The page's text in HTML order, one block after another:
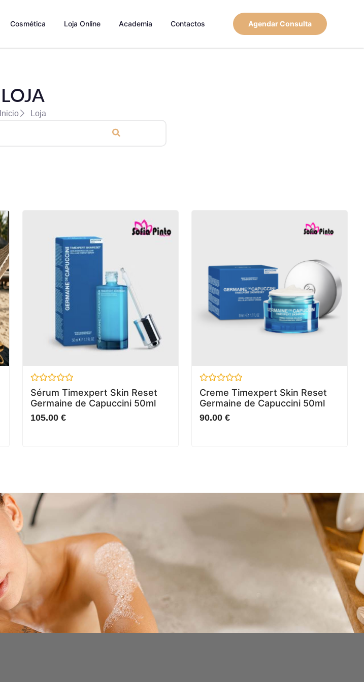
Cosmética Loja Online Academia Contactos Agendar Consulta
LOJA
Inicio Loja
Avaliação
0
de
Sérum Timexpert Skin Reset
Germaine de Capuccini 50ml
105.00€
Avaliação
0
de
Creme Timexpert Skin Reset
Germaine de Capuccini 50ml
90.00€